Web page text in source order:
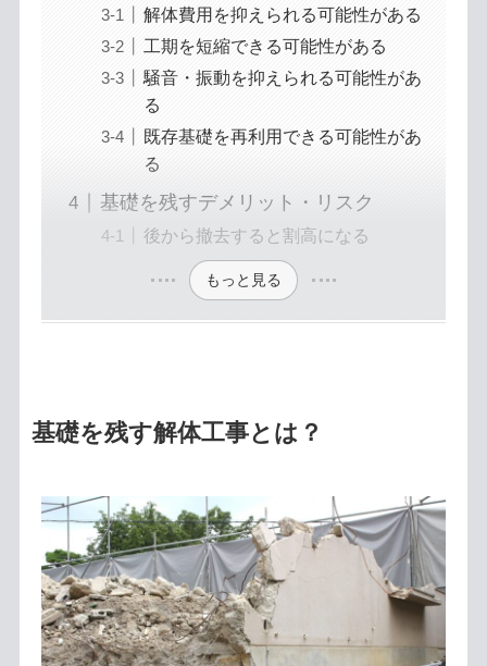
解体費用を抑えられる可能性がある
工期を短縮できる可能性がある
騒音・振動を抑えられる可能性があ
る
既存基礎を再利用できる可能性があ
る
基礎を残すデメリット・リスク
後から撤去すると割高になる
もっと見る
基礎を残す解体工事とは？